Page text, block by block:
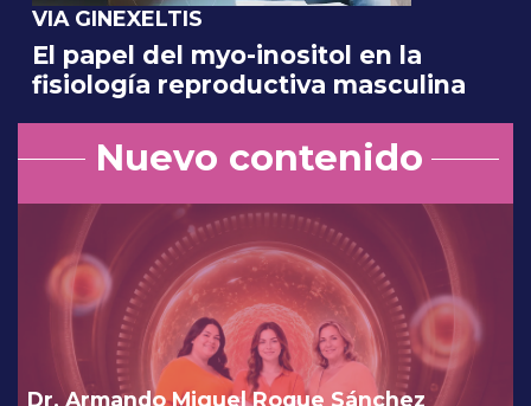
VIA GINEXELTIS
El papel del myo-inositol en la
fisiología reproductiva masculina
Nuevo contenido
Dr. Armando Miguel Roque Sánchez